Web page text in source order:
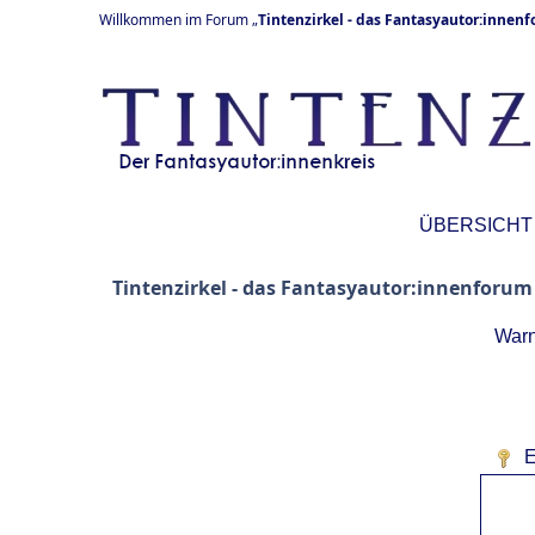
Willkommen im Forum „Tintenzirkel - das
ÜBERSICHT
Tintenzirkel - das Fantasyautor:innenforum